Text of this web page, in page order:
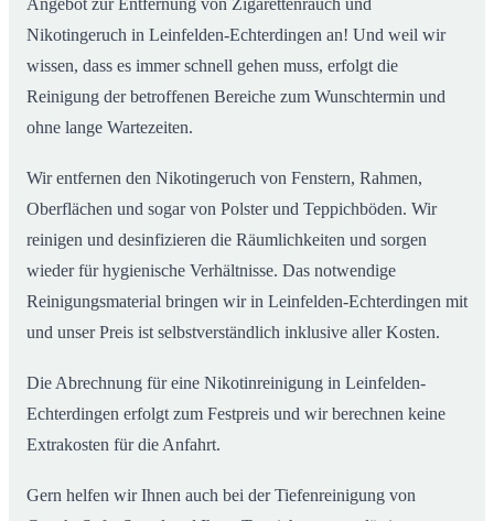
Angebot zur Entfernung von Zigarettenrauch und
Nikotingeruch in Leinfelden-Echterdingen an! Und weil wir
wissen, dass es immer schnell gehen muss, erfolgt die
Reinigung der betroffenen Bereiche zum Wunschtermin und
ohne lange Wartezeiten.
Wir entfernen den Nikotingeruch von Fenstern, Rahmen,
Oberflächen und sogar von Polster und Teppichböden. Wir
reinigen und desinfizieren die Räumlichkeiten und sorgen
wieder für hygienische Verhältnisse. Das notwendige
Reinigungsmaterial bringen wir in Leinfelden-Echterdingen mit
und unser Preis ist selbstverständlich inklusive aller Kosten.
Die Abrechnung für eine Nikotinreinigung in Leinfelden-
Echterdingen erfolgt zum Festpreis und wir berechnen keine
Extrakosten für die Anfahrt.
Gern helfen wir Ihnen auch bei der Tiefenreinigung von